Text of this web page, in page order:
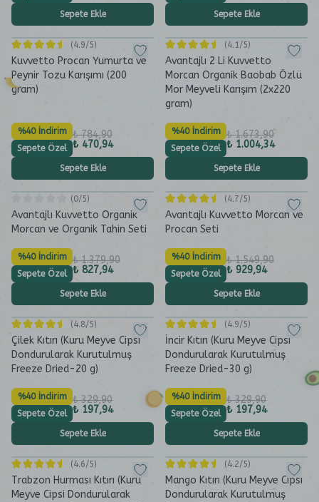
Sepete Ekle Sepete Ekle
(4.9/5)
Kuvvetto Procan Yumurta ve
Peynir Tozu Karışımı (200
gram)
%40 İndirim
Sepete Özel
₺ 784,90
₺ 470,94
Sepete Ekle
(4.1/5)
Avantajlı 2 Li Kuvvetto
Morcan Organik Baobab Özlü
Mor Meyveli Karışım (2x220
gram)
%40 İndirim
Sepete Özel
₺ 1.673,90
₺ 1.004,34
Sepete Ekle
(0/5)
Avantajlı Kuvvetto Organik
Morcan ve Organik Tahin Seti
%40 İndirim
Sepete Özel
₺ 1.379,90
₺ 827,94
Sepete Ekle
(4.7/5)
Avantajlı Kuvvetto Morcan ve
Procan Seti
%40 İndirim
Sepete Özel
₺ 1.549,90
₺ 929,94
Sepete Ekle
(4.8/5)
Çilek Kıtırı (Kuru Meyve Cipsi
Dondurularak Kurutulmuş
Freeze Dried-20 g)
%40 İndirim
Sepete Özel
₺ 329,90
₺ 197,94
Sepete Ekle
(4.9/5)
İncir Kıtırı (Kuru Meyve Cipsi
Dondurularak Kurutulmuş
Freeze Dried-30 g)
%40 İndirim
Sepete Özel
₺ 329,90
₺ 197,94
Sepete Ekle
(4.6/5)
Trabzon Hurması Kıtırı (Kuru
Meyve Cipsi Dondurularak
(4.2/5)
Mango Kıtırı (Kuru Meyve Cipsi
Dondurularak Kurutulmuş